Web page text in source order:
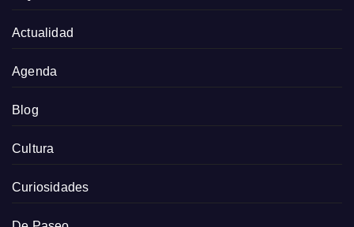
Actualidad
Agenda
Blog
Cultura
Curiosidades